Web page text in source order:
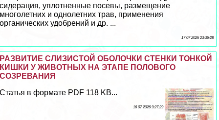
сидерация, уплотненные посевы, размещение
многолетних и однолетних трав, применения
органических удобрений и др. ...
17 07 2026 23:36:28
РАЗВИТИЕ СЛИЗИСТОЙ ОБОЛОЧКИ СТЕНКИ ТОНКОЙ
КИШКИ У ЖИВОТНЫХ НА ЭТАПЕ ПОЛОВОГО
СОЗРЕВАНИЯ
Статья в формате PDF 118 KB...
16 07 2026 9:27:29